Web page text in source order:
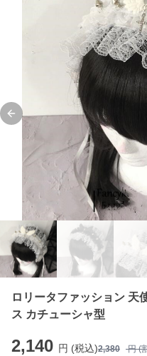
Previous slide
ロリータファッション 天
ス カチューシャ型
2,140 円 (税込)2,380 円 (